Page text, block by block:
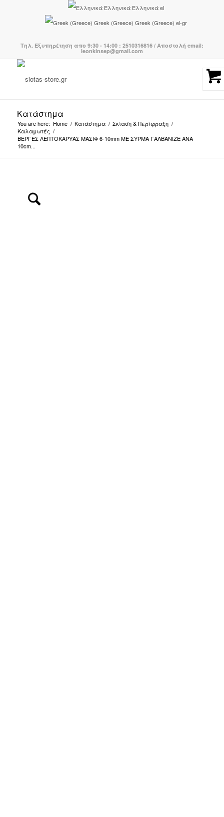
Ελληνικά Ελληνικά el
Greek (Greece) Greek (Greece) el-gr
Τηλ. Εξυπηρέτηση απο 9:30 - 14:00 : 2510316816 / Αποστολή email:
leonkinsep@gmail.com
Κατάστημα
You are here: Home / Κατάστημα / Σκίαση & Περίφραξη /
Καλαμωτές /
ΒΕΡΓΕΣ ΛΕΠΤΟΚΑΡΥΑΣ ΜΑΣΙΦ 6-10mm ME ΣΥΡΜΑ ΓΑΛΒΑΝΙΖΕ ΑΝΑ
10cm...